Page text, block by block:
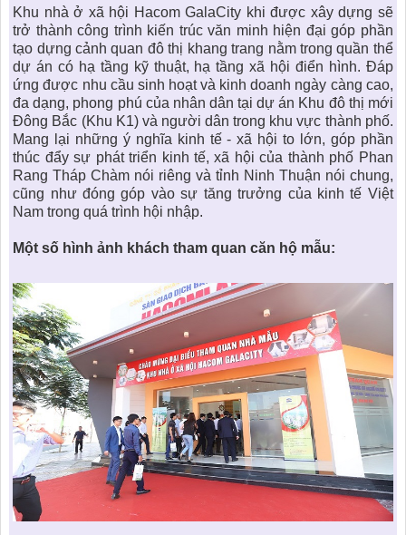
Khu nhà ở xã hội Hacom GalaCity khi được xây dựng sẽ
trở thành công trình kiến trúc văn minh hiện đại góp phần
tạo dựng cảnh quan đô thị khang trang nằm trong quần thể
dự án có hạ tầng kỹ thuật, hạ tầng xã hội điển hình. Đáp
ứng được nhu cầu sinh hoạt và kinh doanh ngày càng cao,
đa dạng, phong phú của nhân dân tại dự án Khu đô thị mới
Đông Bắc (Khu K1) và người dân trong khu vực thành phố.
Mang lại những ý nghĩa kinh tế - xã hội to lớn, góp phần
thúc đẩy sự phát triển kinh tế, xã hội của thành phố Phan
Rang Tháp Chàm nói riêng và tỉnh Ninh Thuận nói chung,
cũng như đóng góp vào sự tăng trưởng của kinh tế Việt
Nam trong quá trình hội nhập.
Một số hình ảnh khách tham quan căn hộ mẫu: